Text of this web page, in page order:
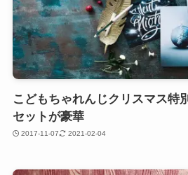
こどもちゃれんじクリスマス特
セットが豪華
2017-11-07 2021-02-04